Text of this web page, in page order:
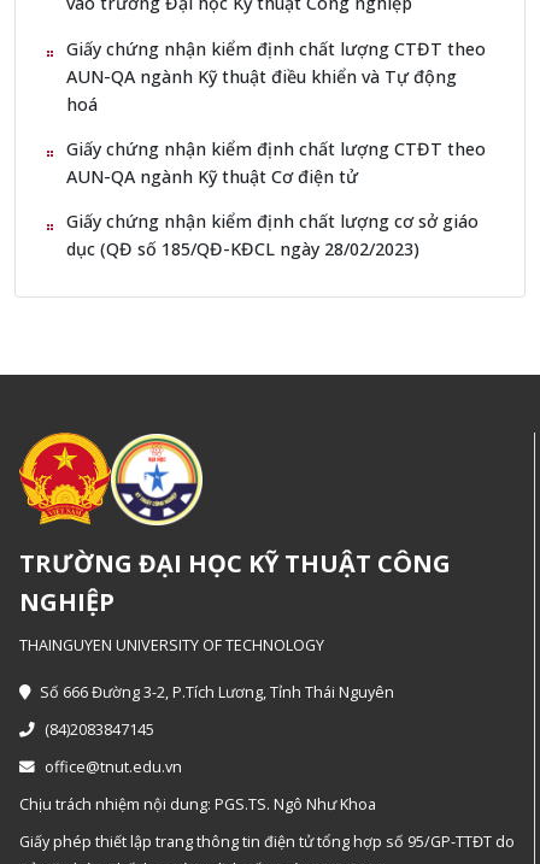
Giấy chứng nhận kiểm định chất lượng CTĐT theo
AUN-QA ngành Kỹ thuật điều khiển và Tự động
hoá
Giấy chứng nhận kiểm định chất lượng CTĐT theo
AUN-QA ngành Kỹ thuật Cơ điện tử
Giấy chứng nhận kiểm định chất lượng cơ sở giáo
dục (QĐ số 185/QĐ-KĐCL ngày 28/02/2023)
TRƯỜNG ĐẠI HỌC KỸ THUẬT CÔNG
NGHIỆP
THAINGUYEN UNIVERSITY OF TECHNOLOGY
Số 666 Đường 3-2, P.Tích Lương, Tỉnh Thái Nguyên
(84)2083847145
office@tnut.edu.vn
Chịu trách nhiệm nội dung: PGS.TS. Ngô Như Khoa
Giấy phép thiết lập trang thông tin điện tử tổng hợp số 95/GP-TTĐT do